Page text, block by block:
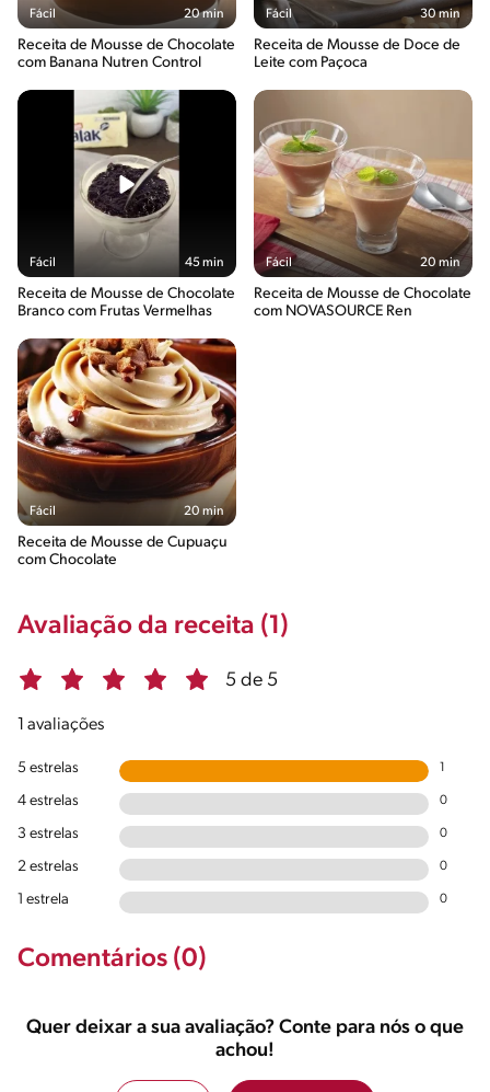
Fácil 20 min
Receita de Mousse de Chocolate
com Banana Nutren Control
Fácil 30 min
Receita de Mousse de Doce de
Leite com Paçoca
Fácil 45 min
Receita de Mousse de Chocolate
Branco com Frutas Vermelhas
Fácil 20 min
Receita de Mousse de Chocolate
com NOVASOURCE Ren
Fácil 20 min
Receita de Mousse de Cupuaçu
com Chocolate
Avaliação da receita (1)
5 de 5
1 avaliações
5 estrelas
4 estrelas 0
3 estrelas 0
2 estrelas 0
1 estrela 0
Comentários (0)
Quer deixar a sua avaliação? Conte para nós o que
achou!